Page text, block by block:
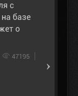
с
базе
о
47195